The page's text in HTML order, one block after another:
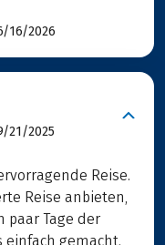
16/2026
21/2025
Reise.
Reise anbieten,
paar Tage der
einfach gemacht.